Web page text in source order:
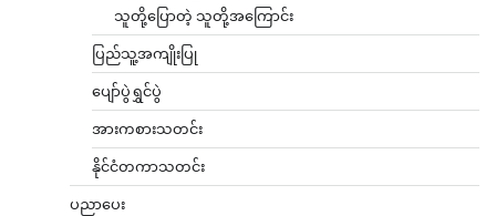
သူတို့ပြောတဲ့ သူတို့အကြောင်း
ပြည်သူ့အကျိုးပြု
ပျော်ပွဲရွှင်ပွဲ
အားကစားသတင်း
နိုင်ငံတကာသတင်း
ပညာပေး